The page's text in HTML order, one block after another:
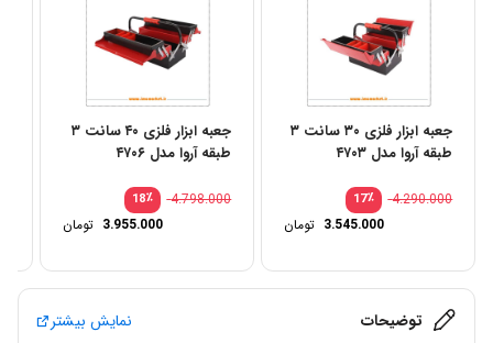
جعبه ابزار فلزی ۳۰ سانت ۳
طبقه آروا مدل ۴۷۰۳
٪17
4.290.000
3.545.000 تومان
جعبه ابزار فلزی ۴۰ سانت ۳
طبقه آروا مدل ۴۷۰۶
٪18
4.798.000
3.955.000 تومان
توضیحات نمایش بیشتر